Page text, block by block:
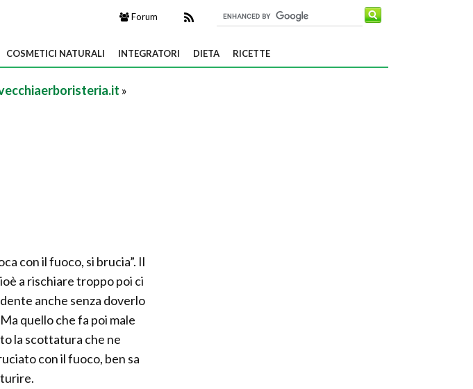
Forum
COSMETICI NATURALI INTEGRATORI DIETA RICETTE
»
con il fuoco, si brucia”. Il
a rischiare troppo poi ci
anche senza doverlo
quello che fa poi male
la scottatura che ne
con il fuoco, ben sa